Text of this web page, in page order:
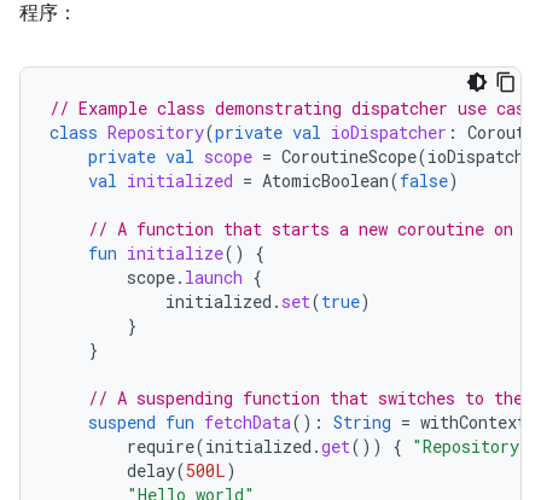
程序：
// Example class demonstrating dispatcher use
class Repository(private val ioDispatcher :
private val scope = CoroutineScope(
val initialized = AtomicBoolean(false)
// A function that starts a new coroutine on
fun initialize()
{
scope. launch {
initialized . set(true)
}
}
// A suspending function that switches to the
suspend fun fetchData(): String = withContext
require(initialized .get()) {
delay(500L)
"Hello world"